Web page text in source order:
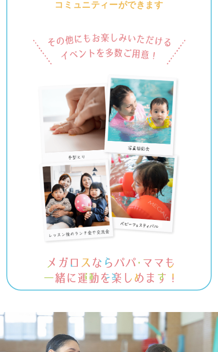
コミュニティーができます